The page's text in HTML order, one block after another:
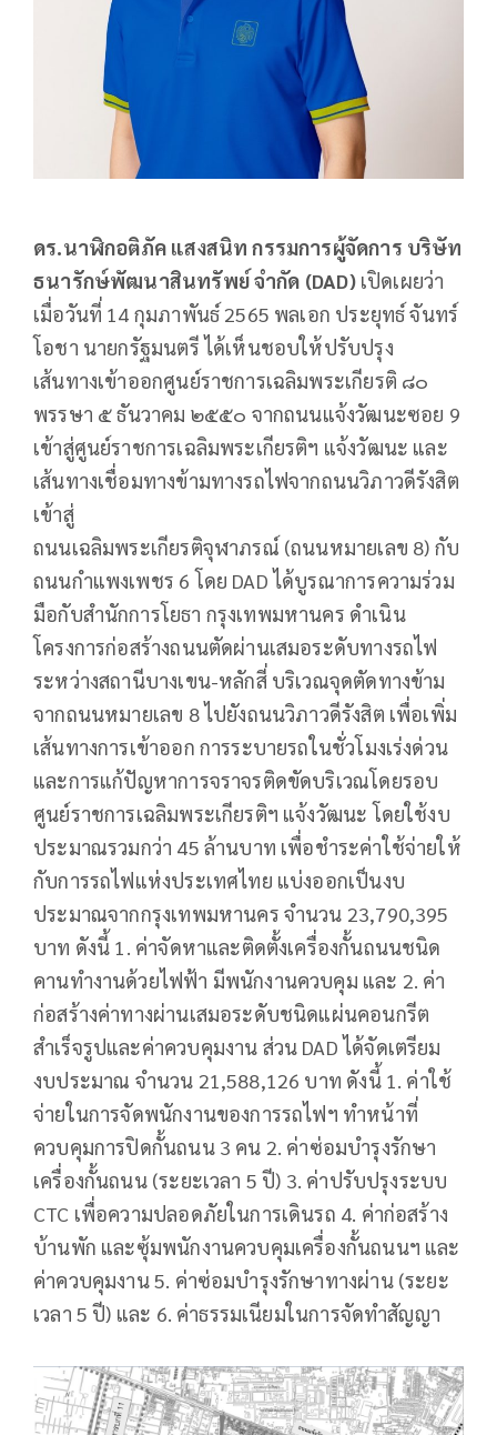
ดร.นาฬิกอติภัค แสงสนิท กรรมการผู้จัดการ บริษัท
ธนารักษ์พัฒนาสินทรัพย์ จำกัด (DAD) เปิดเผยว่า
เมื่อวันที่ 14 กุมภาพันธ์ 2565 พลเอก ประยุทธ์ จันทร์
โอชา นายกรัฐมนตรี ได้เห็นชอบให้ปรับปรุง
เส้นทางเข้าออกศูนย์ราชการเฉลิมพระเกียรติ ๘๐
พรรษา ๕ ธันวาคม ๒๕๕๐ จากถนนแจ้งวัฒนะซอย 9
เข้าสู่ศูนย์ราชการเฉลิมพระเกียรติฯ แจ้งวัฒนะ และ
เส้นทางเชื่อมทางข้ามทางรถไฟจากถนนวิภาวดีรังสิต
เข้าสู่
ถนนเฉลิมพระเกียรติจุฬาภรณ์ (ถนนหมายเลข 8) กับ
ถนนกำแพงเพชร 6 โดย DAD ได้บูรณาการความร่วม
มือกับสำนักการโยธา กรุงเทพมหานคร ดำเนิน
โครงการก่อสร้างถนนตัดผ่านเสมอระดับทางรถไฟ
ระหว่างสถานีบางเขน-หลักสี่ บริเวณจุดตัดทางข้าม
จากถนนหมายเลข 8 ไปยังถนนวิภาวดีรังสิต เพื่อเพิ่ม
เส้นทางการเข้าออก การระบายรถในชั่วโมงเร่งด่วน
และการแก้ปัญหาการจราจรติดขัดบริเวณโดยรอบ
ศูนย์ราชการเฉลิมพระเกียรติฯ แจ้งวัฒนะ โดยใช้งบ
ประมาณรวมกว่า 45 ล้านบาท เพื่อชำระค่าใช้จ่ายให้
กับการรถไฟแห่งประเทศไทย แบ่งออกเป็นงบ
ประมาณจากกรุงเทพมหานคร จำนวน 23,790,395
บาท ดังนี้ 1. ค่าจัดหาและติดตั้งเครื่องกั้นถนนชนิด
คานทำงานด้วยไฟฟ้า มีพนักงานควบคุม และ 2. ค่า
ก่อสร้างค่าทางผ่านเสมอระดับชนิดแผ่นคอนกรีต
สำเร็จรูปและค่าควบคุมงาน ส่วน DAD ได้จัดเตรียม
งบประมาณ จำนวน 21,588,126 บาท ดังนี้ 1. ค่าใช้
จ่ายในการจัดพนักงานของการรถไฟฯ ทำหน้าที่
ควบคุมการปิดกั้นถนน 3 คน 2. ค่าซ่อมบำรุงรักษา
เครื่องกั้นถนน (ระยะเวลา 5 ปี) 3. ค่าปรับปรุงระบบ
CTC เพื่อความปลอดภัยในการเดินรถ 4. ค่าก่อสร้าง
บ้านพัก และซุ้มพนักงานควบคุมเครื่องกั้นถนนฯ และ
ค่าควบคุมงาน 5. ค่าซ่อมบำรุงรักษาทางผ่าน (ระยะ
เวลา 5 ปี) และ 6. ค่าธรรมเนียมในการจัดทำสัญญา